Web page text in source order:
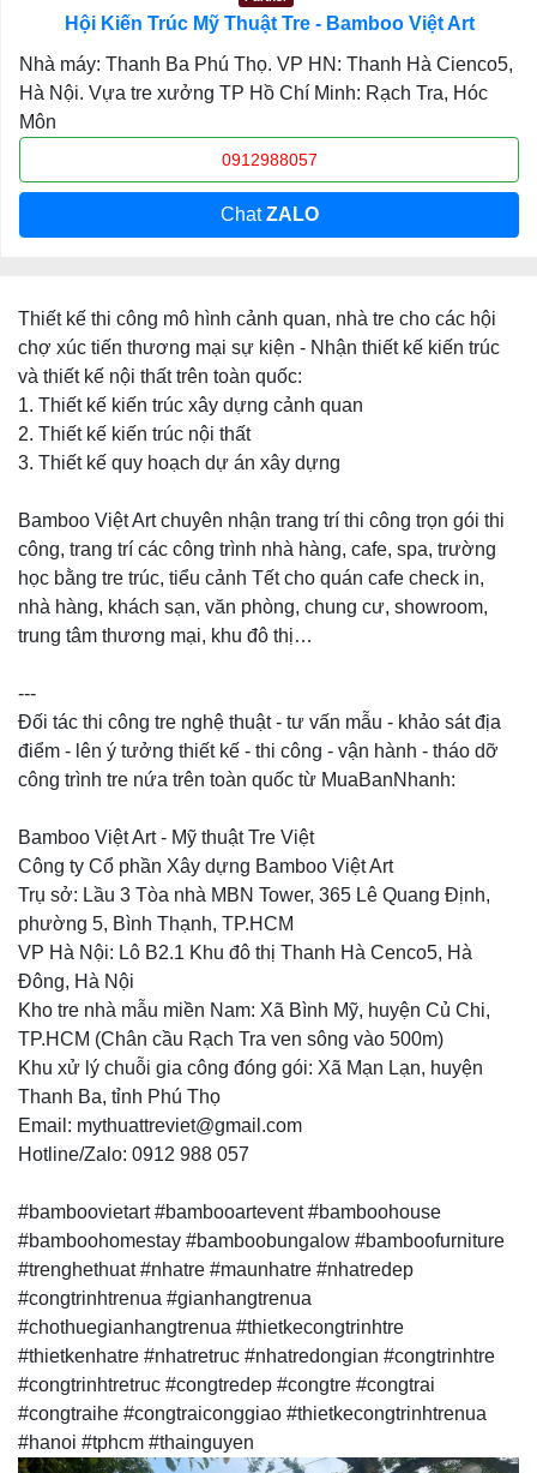
Hội Kiến Trúc Mỹ Thuật Tre - Bamboo Việt Art
Nhà máy: Thanh Ba Phú Thọ. VP HN: Thanh Hà Cienco5,
Hà Nội. Vựa tre xưởng TP Hồ Chí Minh: Rạch Tra, Hóc
Môn
0912988057
ChatZALO
Thiết kế thi công mô hình cảnh quan, nhà tre cho các hội
chợ xúc tiến thương mại sự kiện - Nhận thiết kế kiến trúc
và thiết kế nội thất trên toàn quốc:
1. Thiết kế kiến trúc xây dựng cảnh quan
2. Thiết kế kiến trúc nội thất
3. Thiết kế quy hoạch dự án xây dựng
Bamboo Việt Art chuyên nhận trang trí thi công trọn gói thi
công, trang trí các công trình nhà hàng, cafe, spa, trường
học bằng tre trúc, tiểu cảnh Tết cho quán cafe check in,
nhà hàng, khách sạn, văn phòng, chung cư, showroom,
trung tâm thương mại, khu đô thị…
---
Đối tác thi công tre nghệ thuật - tư vấn mẫu - khảo sát địa
điểm - lên ý tưởng thiết kế - thi công - vận hành - tháo dỡ
công trình tre nứa trên toàn quốc từ MuaBanNhanh:
Bamboo Việt Art - Mỹ thuật Tre Việt
Công ty Cổ phần Xây dựng Bamboo Việt Art
Trụ sở: Lầu 3 Tòa nhà MBN Tower, 365 Lê Quang Định,
phường 5, Bình Thạnh, TP.HCM
VP Hà Nội: Lô B2.1 Khu đô thị Thanh Hà Cenco5, Hà
Đông, Hà Nội
Kho tre nhà mẫu miền Nam: Xã Bình Mỹ, huyện Củ Chi,
TP.HCM (Chân cầu Rạch Tra ven sông vào 500m)
Khu xử lý chuỗi gia công đóng gói: Xã Mạn Lạn, huyện
Thanh Ba, tỉnh Phú Thọ
Email: mythuattreviet@gmail.com
Hotline/Zalo: 0912 988 057
#bamboovietart #bambooartevent #bamboohouse
#bamboohomestay #bamboobungalow #bamboofurniture
#trenghethuat #nhatre #maunhatre #nhatredep
#congtrinhtrenua #gianhangtrenua
#chothuegianhangtrenua #thietkecongtrinhtre
#thietkenhatre #nhatretruc #nhatredongian #congtrinhtre
#congtrinhtretruc #congtredep #congtre #congtrai
#congtraihe #congtraiconggiao #thietkecongtrinhtrenua
#hanoi #tphcm #thainguyen